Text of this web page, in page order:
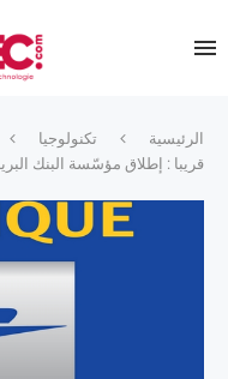
الرئيسية
تكنولوجيا
قريبا : إطلاق مؤسّسة البنك